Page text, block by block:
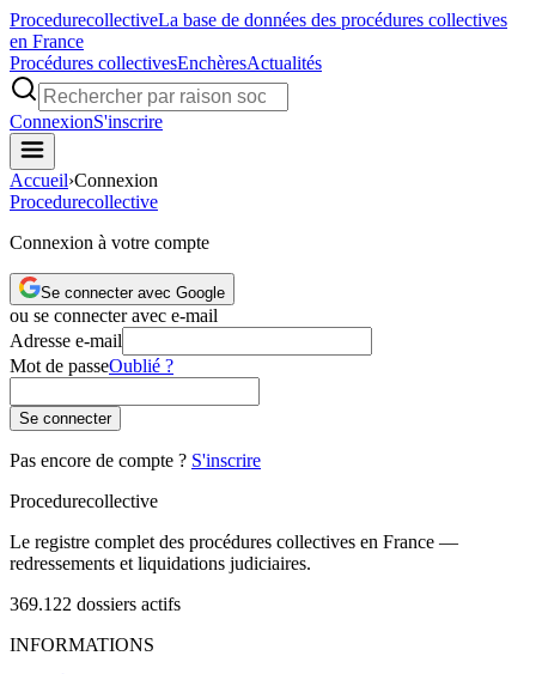
ProcedurecollectiveLa base de données des procédures collectives
en France
Procédures collectivesEnchèresActualités
ConnexionS'inscrire
Accueil›Connexion
Procedurecollective
Connexion à votre compte
Se connecter avec Google
ou se connecter avec e-mail
Adresse e-mail
Mot de passeOublié ?
Se connecter
Pas encore de compte ? S'inscrire
Procedurecollective
Le registre complet des procédures collectives en France —
redressements et liquidations judiciaires.
369.122 dossiers actifs
INFORMATIONS